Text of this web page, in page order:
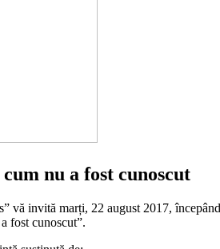
cum nu a fost cunoscut
invită marți, 22 august 2017,
fost cunoscut”.